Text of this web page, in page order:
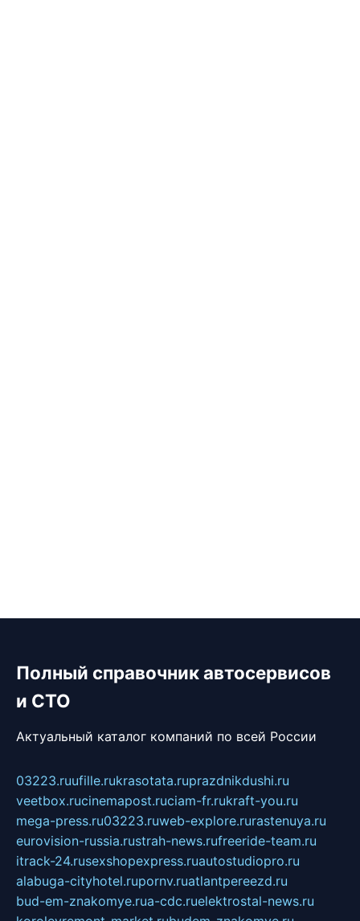
Полный справочник автосервисов
и СТО
Актуальный каталог компаний по всей России
03223.ruufille.rukrasotata.ruprazdnikdushi.ru
veetbox.rucinemapost.ruciam-fr.rukraft-you.ru
mega-press.ru03223.ruweb-explore.rurastenuya.ru
eurovision-russia.rustrah-news.rufreeride-team.ru
itrack-24.rusexshopexpress.ruautostudiopro.ru
alabuga-cityhotel.rupornv.ruatlantpereezd.ru
bud-em-znakomye.rua-cdc.ruelektrostal-news.ru